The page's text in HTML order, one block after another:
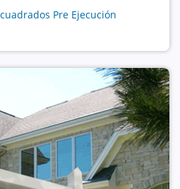
Pre Ejecución